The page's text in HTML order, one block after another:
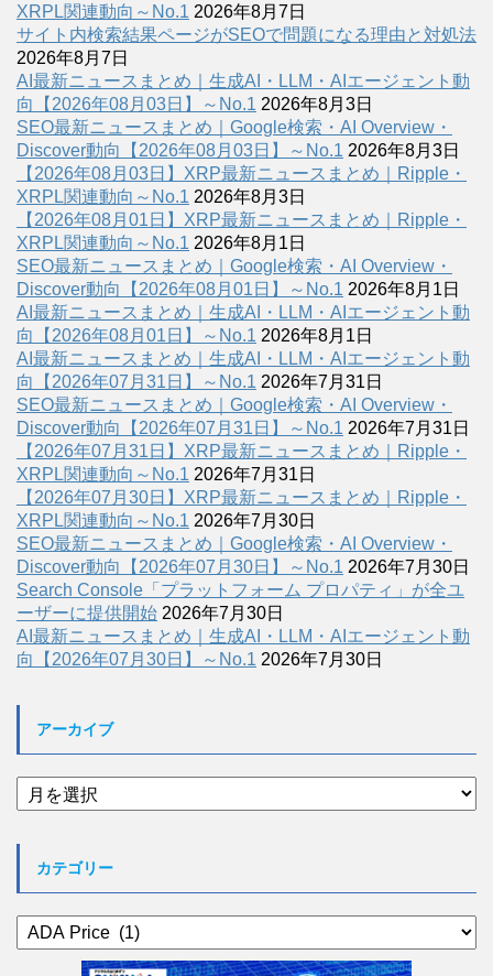
XRPL関連動向～No.1 2026年8月7日
サイト内検索結果ページがSEOで問題になる理由と対処法
2026年8月7日
AI最新ニュースまとめ｜生成AI・LLM・AIエージェント動
向【2026年08月03日】～No.1 2026年8月3日
SEO最新ニュースまとめ｜Google検索・AI Overview・
Discover動向【2026年08月03日】～No.1 2026年8月3日
【2026年08月03日】XRP最新ニュースまとめ｜Ripple・
XRPL関連動向～No.1 2026年8月3日
【2026年08月01日】XRP最新ニュースまとめ｜Ripple・
XRPL関連動向～No.1 2026年8月1日
SEO最新ニュースまとめ｜Google検索・AI Overview・
Discover動向【2026年08月01日】～No.1 2026年8月1日
AI最新ニュースまとめ｜生成AI・LLM・AIエージェント動
向【2026年08月01日】～No.1 2026年8月1日
AI最新ニュースまとめ｜生成AI・LLM・AIエージェント動
向【2026年07月31日】～No.1 2026年7月31日
SEO最新ニュースまとめ｜Google検索・AI Overview・
Discover動向【2026年07月31日】～No.1 2026年7月31日
【2026年07月31日】XRP最新ニュースまとめ｜Ripple・
XRPL関連動向～No.1 2026年7月31日
【2026年07月30日】XRP最新ニュースまとめ｜Ripple・
XRPL関連動向～No.1 2026年7月30日
SEO最新ニュースまとめ｜Google検索・AI Overview・
Discover動向【2026年07月30日】～No.1 2026年7月30日
Search Console「プラットフォーム プロパティ」が全ユ
ーザーに提供開始 2026年7月30日
AI最新ニュースまとめ｜生成AI・LLM・AIエージェント動
向【2026年07月30日】～No.1 2026年7月30日
アーカイブ
ア
ー
カテゴリー
カ
テ